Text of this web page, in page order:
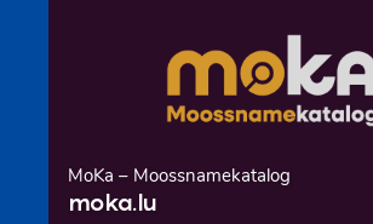
MoKa – Moossnamekatalog
moka.lu